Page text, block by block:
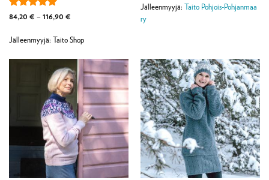
Arvostelu
/ 5
84,20 € – 116,90 €Hintaluokka:
116,90 €
Jälleenmyyjä: Taito Shop
Jälleenmyyjä: Taito Pohjois-Pohjanmaa
ry